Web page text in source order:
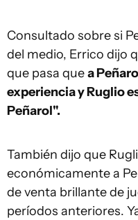
Consultado sobre si
del medio, Errico dijo
que pasa quea
experiencia y Ruglio
Peñarol".
También dijo que
económicamente a
de venta brillante de
períodos anteriores.